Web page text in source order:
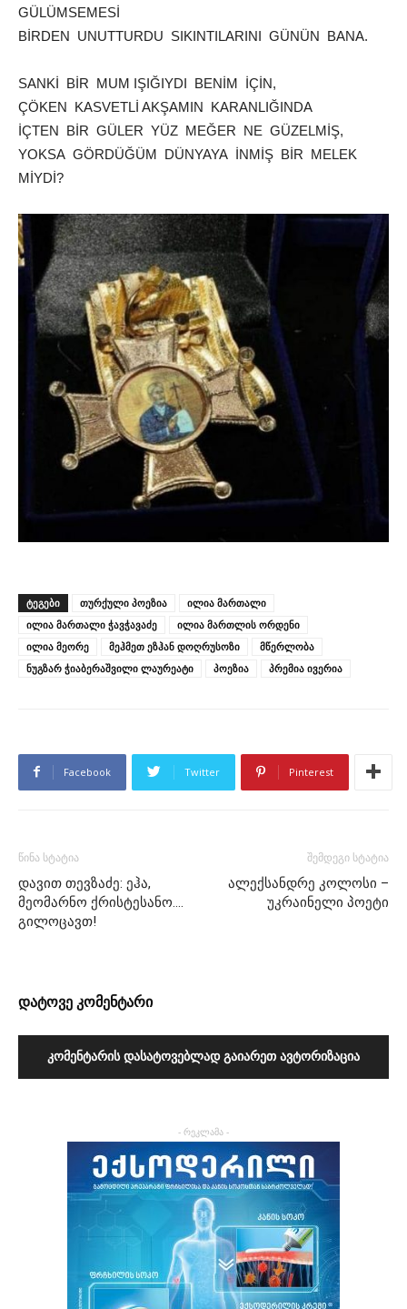
GÜLÜMSEMESİ
BİRDEN UNUTTURDU SIKINTILARINI GÜNÜN BANA.
SANKİ BİR MUM IŞIĞIYDI BENİM İÇİN,
ÇÖKEN KASVETLİ AKŞAMIN KARANLIĞINDA
İÇTEN BİR GÜLER YÜZ MEĞER NE GÜZELMİŞ,
YOKSA GÖRDÜĞÜM DÜNYAYA İNMİŞ BİR MELEK
MİYDİ?
ᲢᲔᲒᲔᲑᲘ თურქული პოეზია
ილია მართალი
ილია მართალი ჭავჭავაძე
ილია მართლის ორდენი
ილია მეორე
მეჰმეთ ეზჰან დოღრუსოზი
მწერლობა
ნუგზარ ჭიაბერაშვილი ლაურეატი
პოეზია პრემია ივერია
Facebook Twitter Pinterest
წინა სტატია
დავით თევზაძე: ეჰა,
მეომარნო ქრისტესანო….
გილოცავთ!
შემდეგი სტატია
ალექსანდრე კოლოსი –
უკრაინელი პოეტი
დატოვე კომენტარი
ᲙᲝᲛᲔᲜᲢᲐᲠᲘᲡ ᲓᲐᲡᲐᲢᲝᲕᲔᲑᲚᲐᲓ ᲒᲐᲘᲐᲠᲔᲗ ᲐᲕᲢᲝᲠᲘᲖᲐᲪᲘᲐ
- რეკლამა -